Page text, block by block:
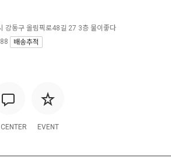
EVENT
강동구 올림픽로48길 27 3층 물이좋다
배송추적